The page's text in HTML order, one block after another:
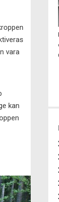
vara
kan